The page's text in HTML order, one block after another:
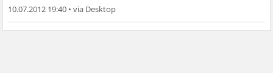
10.07.2012 19:40 •